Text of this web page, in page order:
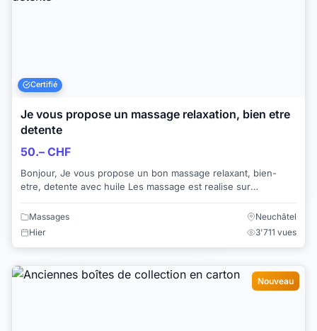
Certifié
Je vous propose un massage relaxation, bien etre
detente
50.– CHF
Bonjour, Je vous propose un bon massage relaxant, bien-
etre, detente avec huile Les massage est realise sur
l'ensemble des corps Je vous rec...
Massages
Neuchâtel
Hier
3'711 vues
Nouveau